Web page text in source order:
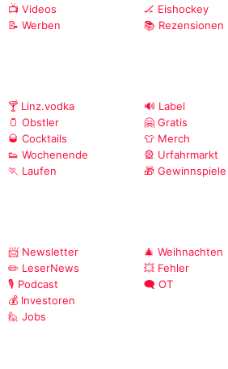
📺 Videos
📝 Werben
🏒 Eishockey
📚 Rezensionen
🍸 Linz.vodka
🫙 Obstler
🥃 Cocktails
👟 Wochenende
🏃 Laufen
🔊 Label
🤗 Gratis
👕 Merch
🎡 Urfahrmarkt
🎁 Gewinnspiele
📨 Newsletter
✏️ LeserNews
🎙️ Podcast
💰 Investoren
🙋 Jobs
🎄 Weihnachten
💥 Fehler
🗨️ OT